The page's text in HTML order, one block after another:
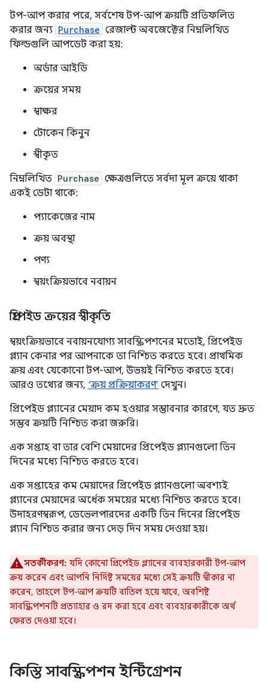
টপ-আপ করার পরে, সর্বশেষ টপ-আপ ক্রয়টি প্রতিফলিত
করার জন্য Purchase রেজাল্ট অবজেক্টের নিম্নলিখিত
ফিল্ডগুলি আপডেট করা হয়:
অর্ডার আইডি
ক্রয়ের সময়
স্বাক্ষর
টোকেন কিনুন
স্বীকৃত
নিম্নলিখিত Purchase ক্ষেত্রগুলিতে সর্বদা মূল ক্রয়ে থাকা
একই ডেটা থাকে:
প্যাকেজের নাম
ক্রয় অবস্থা
পণ্য
স্বয়ংক্রিয়ভাবে নবায়ন
প্রিপেইড ক্রয়ের স্বীকৃতি
স্বয়ংক্রিয়ভাবে নবায়নযোগ্য সাবস্ক্রিপশনের মতোই, প্রিপেইড
প্ল্যান কেনার পর আপনাকে তা নিশ্চিত করতে হবে। প্রাথমিক
ক্রয় এবং যেকোনো টপ-আপ, উভয়ই নিশ্চিত করতে হবে।
আরও তথ্যের জন্য, ‘ক্রয় প্রক্রিয়াকরণ’ দেখুন।
প্রিপেইড প্ল্যানের মেয়াদ কম হওয়ার সম্ভাবনার কারণে, যত দ্রুত
সম্ভব ক্রয়টি নিশ্চিত করা জরুরি।
এক সপ্তাহ বা তার বেশি মেয়াদের প্রিপেইড প্ল্যানগুলো তিন
দিনের মধ্যে নিশ্চিত করতে হবে।
এক সপ্তাহের কম মেয়াদের প্রিপেইড প্ল্যানগুলো অবশ্যই
প্ল্যানের মেয়াদের অর্ধেক সময়ের মধ্যে নিশ্চিত করতে হবে।
উদাহরণস্বরূপ, ডেভেলপারদের একটি তিন দিনের প্রিপেইড
প্ল্যান নিশ্চিত করার জন্য দেড় দিন সময় দেওয়া হয়।
সতর্কীকরণ: যদি কোনো প্রিপেইড প্ল্যানের ব্যবহারকারী টপ-আপ
ক্রয় করেন এবং আপনি নির্দিষ্ট সময়ের মধ্যে সেই ক্রয়টি স্বীকার না
করেন, তাহলে টপ-আপ ক্রয়টি বাতিল হয়ে যাবে, অবশিষ্ট
সাবস্ক্রিপশনটি প্রত্যাহার ও রদ করা হবে এবং ব্যবহারকারীকে অর্থ
ফেরত দেওয়া হবে।
কিস্তি সাবস্ক্রিপশন ইন্টিগ্রেশন